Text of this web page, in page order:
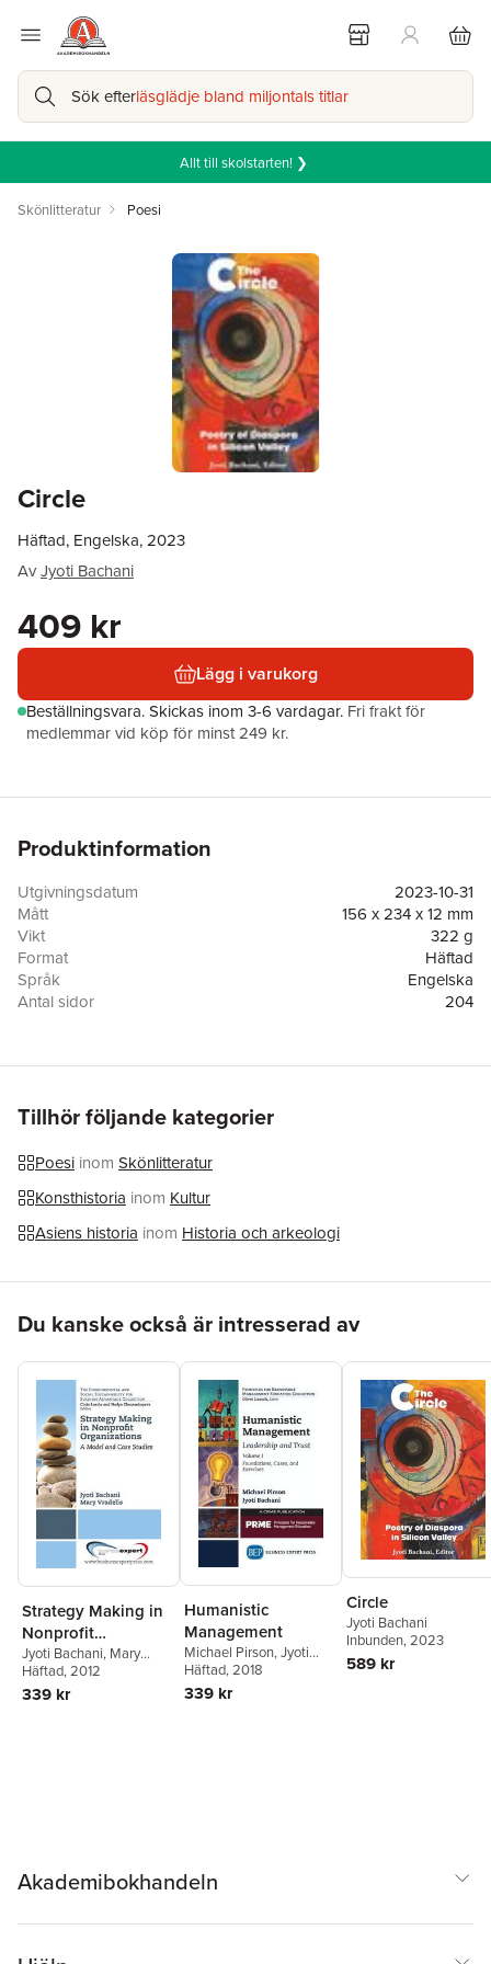
Sök efterläsglädje bland miljontals titlar
Allt till skolstarten! ❯
Skönlitteratur Poesi
Circle
Häftad, Engelska, 2023
AvJyoti Bachani
409 kr
Lägg i varukorg
Beställningsvara.Skickas inom 3-6 vardagar. Fri frakt för
medlemmar vid köp för minst 249 kr.
Produktinformation
Utgivningsdatum
2023-10-31
Mått
156 x 234 x 12 mm
Vikt
322 g
Format
Häftad
Språk
Engelska
Antal sidor
204
Tillhör följande kategorier
Poesi inom Skönlitteratur
Konsthistoria inom Kultur
Asiens historia inom Historia och arkeologi
Du kanske också är intresserad av
Strategy Making in
Nonprofit
Organizations: A
Model and Case
Studies
Jyoti Bachani, Mary
Vradelis
Häftad, 2012
339 kr
Humanistic
Management
Michael Pirson,Jyoti
Bachani
Häftad, 2018
339 kr
Circle
Jyoti Bachani
Inbunden, 2023
589 kr
Akademibokhandeln